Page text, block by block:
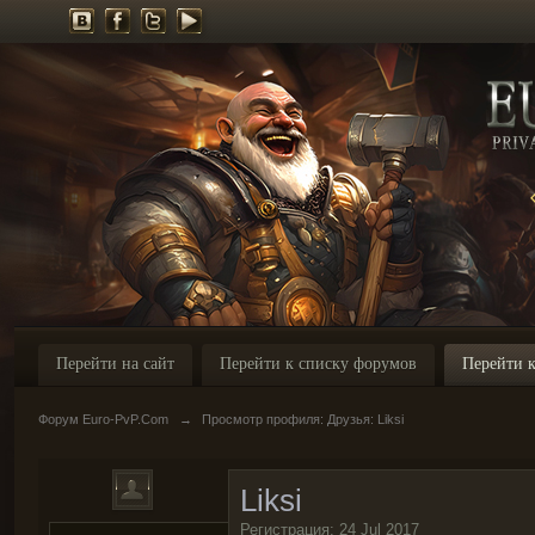
Перейти на сайт Перейти к списку форумов Перейти
Форум Euro-PvP.Com → Просмотр профиля: Друзья: Liksi
Liksi
Регистрация: 24 Jul 2017